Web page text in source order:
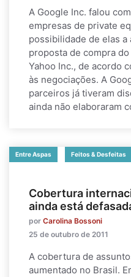
A Google Inc. falou
empresas de private
possibilidade de elas a
proposta de compra
Yahoo Inc., de acordo
às negociações. A
parceiros já tiveram
ainda não elaboraram
Entre Aspas Feitos & Desfeitas
Cobertura
ainda está
por Carolina Bossoni
25 de outubro de 2011
A cobertura de
aumentado no Brasil.